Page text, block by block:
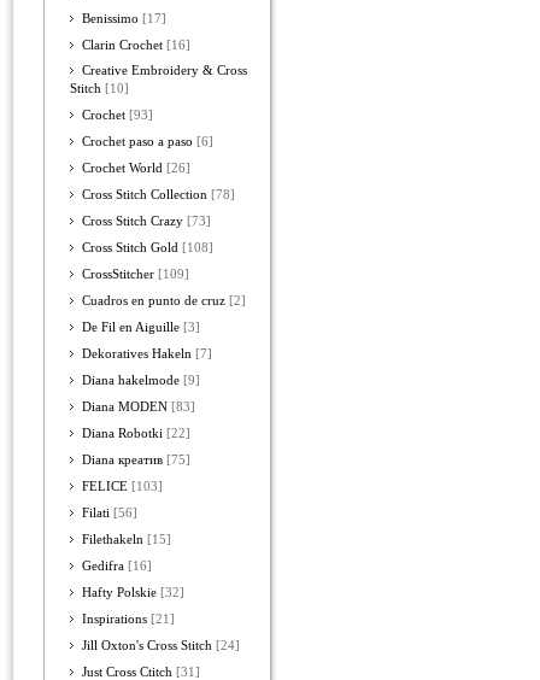
Benissimo [17]
Clarin Crochet [16]
Creative Embroidery & Cross
Stitch [10]
Crochet [93]
Crochet paso a paso [6]
Crochet World [26]
Cross Stitch Collection [78]
Cross Stitch Crazy [73]
Cross Stitch Gold [108]
CrossStitcher [109]
Cuadros en punto de cruz [2]
De Fil en Aiguille [3]
Dekoratives Hakeln [7]
Diana hakelmode [9]
Diana MODEN [83]
Diana Robotki [22]
Diana креатив [75]
FELICE [103]
Filati [56]
Filethakeln [15]
Gedifra [16]
Hafty Polskie [32]
Inspirations [21]
Jill Oxton's Cross Stitch [24]
Just Cross Ctitch [31]